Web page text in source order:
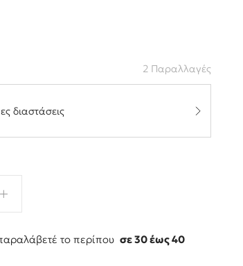
2 Παραλλαγές
διαστάσεις
το περίπου σε 30 έως 40